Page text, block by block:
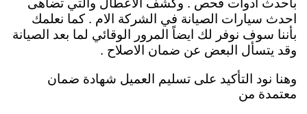
بأحدث ادوات فحص . وكشف الاعطال والتي تضاهى
احدث سيارات الصيانة في الشركة الام . كما نعلمك
بأننا سوف نوفر لك ايضاً المرور الوقائي لما بعد الصيانة
وقد يتسأل البعض عن ضمان الاصلاح .
وهنا نود التأكيد على تسليم العميل شهادة ضمان
معتمدة من